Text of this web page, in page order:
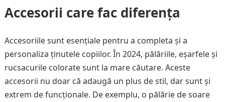
Accesorii care fac diferența
Accesoriile sunt esențiale pentru a completa și a
personaliza ținutele copiilor. În 2024, pălăriile, eșarfele și
rucsacurile colorate sunt la mare căutare. Aceste
accesorii nu doar că adaugă un plus de stil, dar sunt și
extrem de funcționale. De exemplu, o pălărie de soare